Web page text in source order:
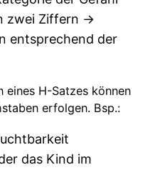
zwei Ziffern ->
entsprechend der
eines H-Satzes können
erfolgen. Bsp.:
das Kind im